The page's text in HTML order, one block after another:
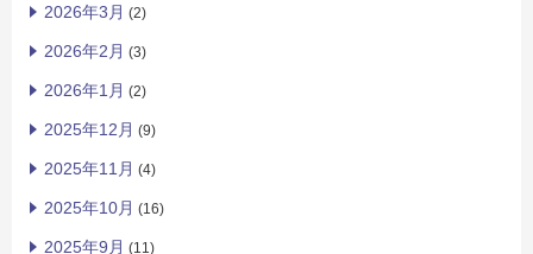
2026年3月 (2)
2026年2月 (3)
2026年1月 (2)
2025年12月 (9)
2025年11月 (4)
2025年10月 (16)
2025年9月 (11)